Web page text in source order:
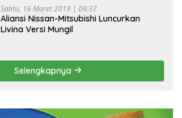
Sabtu, 16 Maret 2019 | 09:37
Aliansi Nissan-Mitsubishi Luncurkan
Livina Versi Mungil
Selengkapnya